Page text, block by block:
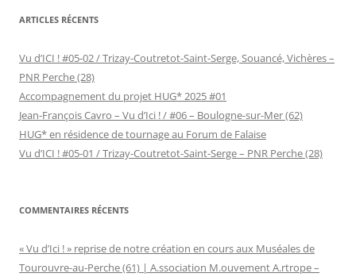
ARTICLES RÉCENTS
Vu d’ICI ! #05-02 / Trizay-Coutretot-Saint-Serge, Souancé, Vichères –
PNR Perche (28)
Accompagnement du projet HUG* 2025 #01
Jean-François Cavro – Vu d’Ici ! / #06 – Boulogne-sur-Mer (62)
HUG* en résidence de tournage au Forum de Falaise
Vu d’ICI ! #05-01 / Trizay-Coutretot-Saint-Serge – PNR Perche (28)
COMMENTAIRES RÉCENTS
« Vu d’Ici ! » reprise de notre création en cours aux Muséales de
Tourouvre-au-Perche (61) | A.ssociation M.ouvement A.rtrope –